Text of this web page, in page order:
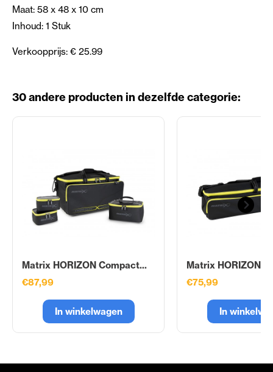
Maat: 58 x 48 x 10 cm
Inhoud: 1 Stuk
Verkoopprijs: € 25.99
30 andere producten in dezelfde categorie:
Matrix HORIZON Compact...
€87,99
In winkelwagen
Matrix HORIZON
€75,99
In